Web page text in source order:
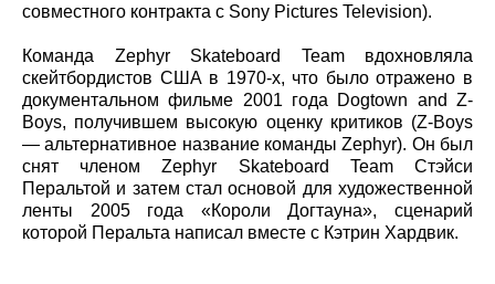
совместного контракта с Sony Pictures Television).
Команда Zephyr Skateboard Team вдохновляла
скейтбордистов США в 1970-х, что было отражено в
документальном фильме 2001 года Dogtown and Z-
Boys, получившем высокую оценку критиков (Z-Boys
— альтернативное название команды Zephyr). Он был
снят членом Zephyr Skateboard Team Стэйси
Перальтой и затем стал основой для художественной
ленты 2005 года «Короли Догтауна», сценарий
которой Перальта написал вместе с Кэтрин Хардвик.